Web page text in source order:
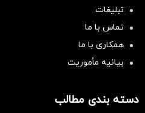
تبلیغات
تماس با ما
همکاری با ما
بیانیه مأموریت
دسته بندی مطالب